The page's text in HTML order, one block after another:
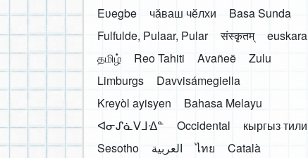
Eʋegbe
чӑваш чӗлхи
Basa Sunda
Fulfulde, Pulaar, Pular
संस्कृतम्
euskara
தமிழ்
Reo Tahiti Avañeẽ
Zulu
Limburgs
Davvisámegiella
Kreyòl ayisyen
Bahasa Melayu
ᐊᓂᔑᓈᐯᒧᐎᓐ
Occidental
кыргыз тили
Sesotho
العربية ไทย
Català